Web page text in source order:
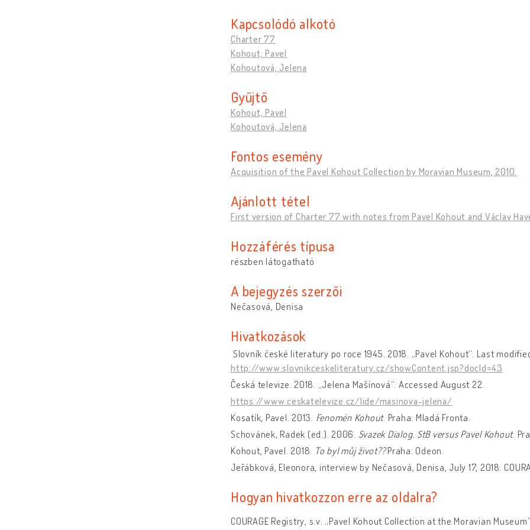
Kapcsolódó alkotó
Charter 77
Kohout, Pavel
Kohoutová, Jelena
Gyűjtő
Kohout, Pavel
Kohoutová, Jelena
Fontos esemény
Acquisition of the Pavel Kohout Collection by Moravian Museum, 2010.
Ajánlott tétel
First version of Charter 77 with notes from Pavel Kohout and Václav
Hozzáférés típusa
részben látogatható
A bejegyzés szerzői
Nečasová, Denisa
Hivatkozások
Slovník české literatury po roce 1945. 2018. „Pavel Kohout“. Last
http://www.slovnikceskeliteratury.cz/showContent.jsp?docId=43
Česká televize. 2018. „Jelena Mašínová“. Accessed August 22.
https://www.ceskatelevize.cz/lide/masinova-jelena/
Kosatík, Pavel. 2013. Fenomén Kohout. Praha: Mladá Fronta.
Schovánek, Radek (ed.). 2006. Svazek Dialog. StB versus Pavel Kohout.
Kohout, Pavel. 2018. To byl můj život??Praha: Odeon.
Jeřábková, Eleonora, interview by Nečasová, Denisa, July 17, 2018.
Hogyan hivatkozzon erre az oldalra?
COURAGE Registry, s.v. „Pavel Kohout Collection at the Moravian